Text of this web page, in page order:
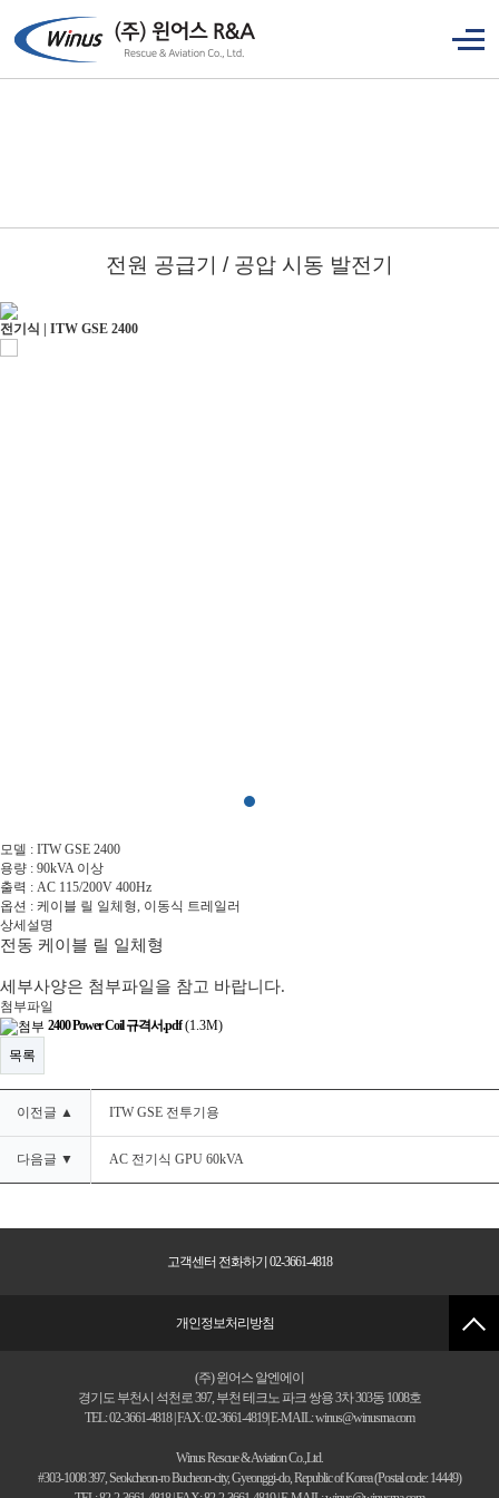
전원 공급기 / 공압 시동 발전기
전기식 | ITW GSE 2400
모델 : ITW GSE 2400
용량 : 90kVA 이상
출력 : AC 115/200V 400Hz
옵션 : 케이블 릴 일체형, 이동식 트레일러
상세설명
전동 케이블 릴 일체형
세부사양은 첨부파일을 참고 바랍니다.
첨부파일
2400 Power Coil 규격서.pdf(1.3M)
목록
이전글 ▲ ITW GSE 전투기용
다음글 ▼ AC 전기식 GPU 60kVA
고객센터 전화하기 02-3661-4818
개인정보처리방침
(주) 윈어스 알엔에이
경기도 부천시 석천로 397, 부천 테크노 파크 쌍용 3차 303동 1008호
TEL: 02-3661-4818 | FAX: 02-3661-4819| E-MAIL: winus@winusrna.com
Winus Rescue & Aviation Co.,Ltd.
#303-1008 397, Seokcheon-ro Bucheon-city, Gyeonggi-do, Republic of Korea (Postal code: 14449)